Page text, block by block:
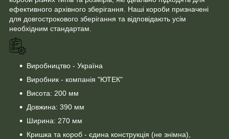
ефективного архівного зберігання. Наші короби призначені
для довгострокового зберігання та відповідають усім
необхідним стандартам.
Виробництво - Україна
Виробник - компанія "ЮТЕК"
Висота: 200 мм
Довжина: 390 мм
Ширина: 270 мм
Кришка та короб - єдина конструкція (не знімна),